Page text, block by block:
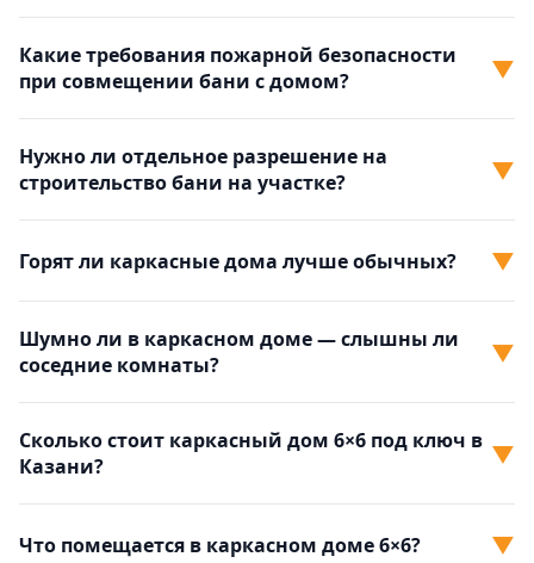
Какие требования пожарной безопасности
при совмещении бани с домом?
▼
Нужно ли отдельное разрешение на
строительство бани на участке?
▼
Горят ли каркасные дома лучше обычных? ▼
Шумно ли в каркасном доме — слышны ли
соседние комнаты?
▼
Сколько стоит каркасный дом 6×6 под ключ в
Казани?
▼
Что помещается в каркасном доме 6×6? ▼